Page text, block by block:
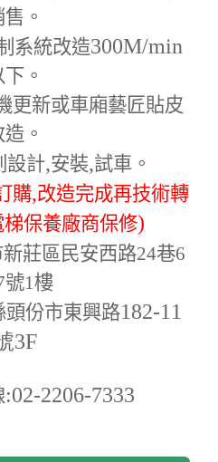
。
系統改造300M/min
下。
更新或車廂藝匠貼皮
造。
設計,安裝,試車。
購,改造完成再技術轉
保養廠商保修)
莊區民安西路24巷6
號1樓
頭份市東興路182-11
3F
:02-2206-7333